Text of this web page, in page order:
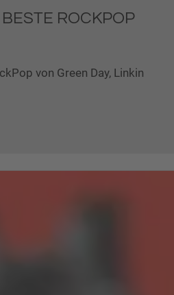
ROCKPOP
von Green Day, Linkin